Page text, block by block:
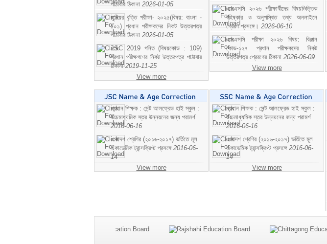
পাঠাবার ঠিকানা 2026-01-05
জুনিয়র বৃত্তি পরীক্ষা- ২০২৫(বিষয়: বাংলা -
১০১) প্রধান পরীক্ষকদের নিকট উত্তরপত্র
পাঠাবার ঠিকানা 2026-01-05
JSC 2019 গনিত (বিষয়কোড : 109)
প্রধান পরীক্ষগণের নিকট উত্তরপত্র পাঠাবার
ঠিকানা2019-11-25
View more
এসএসসি ২০২৬ পরীক্ষার্থীদের বিষয়ভিত্তিক
বহিষ্কার ও অনুপস্থিত তথ্য অনলাইনে
প্রেরণ প্রসঙ্গে। 2026-06-10
এসএসসি পরীক্ষা ২০২৬ বিষয়: বিঞ্জান
কোড-১২৭ প্রধান পরীক্ষকদের নিকট
উত্তরপত্র প্রেরণের ঠিকানা 2026-06-09
View more
প্রধান শিক্ষক : সেন্ট আলফ্রেড হাই স্কুল :
উচ্চমাধ্যমিক স্তর উন্নয়নের জন্য পরামর্শ
2016-06-16
একাদশ শ্রেণির (২০১৬-২০১৭) ভর্তিতে মূল
একাডেমিক ট্রান্সক্রিপ্ট প্রসঙ্গে 2016-06-
14
View more
প্রধান শিক্ষক : সেন্ট আলফ্রেড হাই স্কুল :
উচ্চমাধ্যমিক স্তর উন্নয়নের জন্য পরামর্শ
2016-06-16
একাদশ শ্রেণির (২০১৬-২০১৭) ভর্তিতে মূল
একাডেমিক ট্রান্সক্রিপ্ট প্রসঙ্গে 2016-06-
14
View more